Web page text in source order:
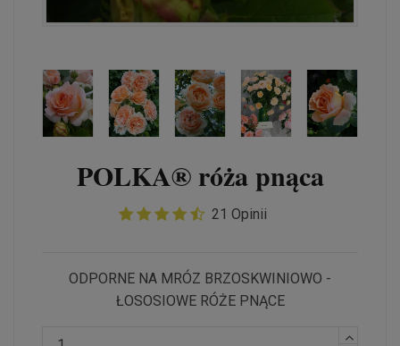
POLKA® róża pnąca
21 Opinii
ODPORNE NA MRÓZ BRZOSKWINIOWO -
ŁOSOSIOWE RÓŻE PNĄCE